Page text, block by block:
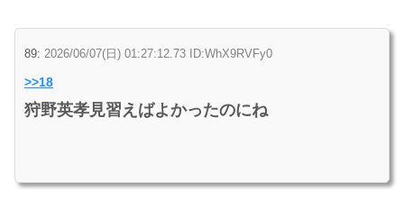
89: 2026/06/07(日) 01:27:12.73 ID:WhX9RVFy0
>>18
狩野英孝見習えばよかったのにね